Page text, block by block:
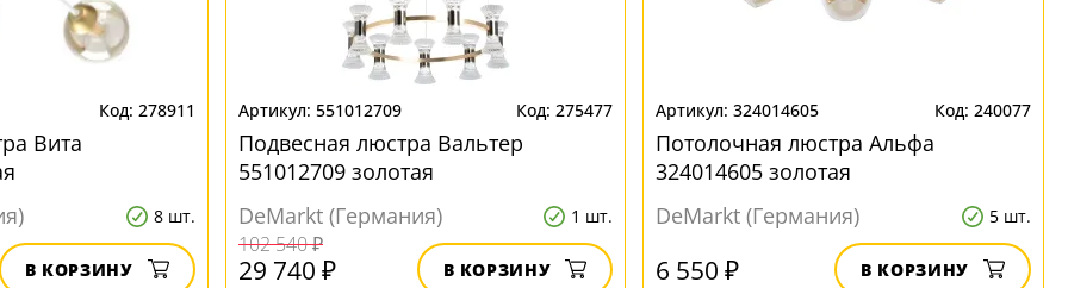
278911
Вита
8 шт.
В КОРЗИНУ
551012709 275477
Подвесная люстра Вальтер
551012709 золотая
DeMarkt (Германия)
1 шт.
102 540 ₽
29 740 ₽ В КОРЗИНУ
324014605 240077
Потолочная люстра Альфа
324014605 золотая
DeMarkt (Германия)
5 шт.
6 550 ₽ В КОРЗИНУ